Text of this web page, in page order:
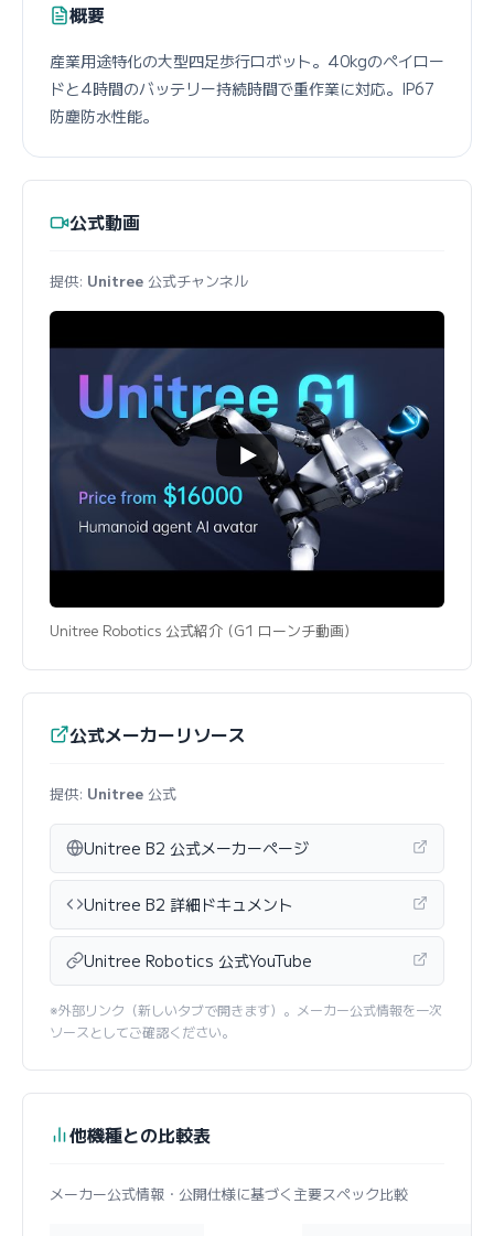
概要
産業用途特化の大型四足歩行ロボット。40kgのペイロー
ドと4時間のバッテリー持続時間で重作業に対応。IP67
防塵防水性能。
公式動画
提供: Unitree 公式チャンネル
Unitree Robotics 公式紹介 (G1 ローンチ動画)
公式メーカーリソース
提供: Unitree 公式
Unitree B2 公式メーカーページ
Unitree B2 詳細ドキュメント
Unitree Robotics 公式YouTube
※外部リンク（新しいタブで開きます）。メーカー公式情報を一次
ソースとしてご確認ください。
他機種との比較表
メーカー公式情報・公開仕様に基づく主要スペック比較